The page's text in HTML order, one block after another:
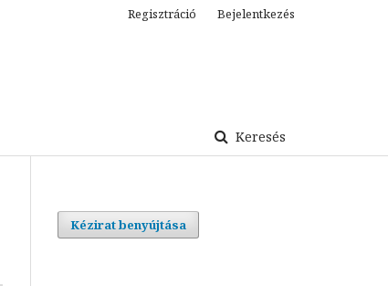
Keresés
Regisztráció Bejelentkezés
Kézirat benyújtása